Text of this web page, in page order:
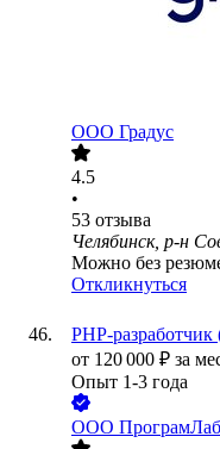
ООО Градус
4.5
•
53 отзыва
Челябинск, р-н
Можно без
Откликнуться
PHP-
от 120 000 ₽ за
Опыт 1-3 года
ООО ПрограмЛаб